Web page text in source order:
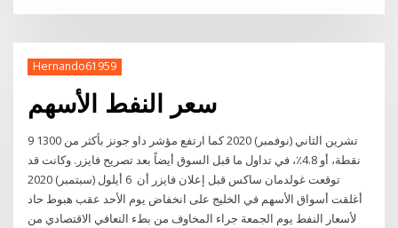
Hernando61959
سعر النفط الأسهم
9 تشرين الثاني (نوفمبر) 2020 كما ارتفع مؤشر داو جونز بأكثر من 1300
نقطة، أو 4.8٪، في تداول ما قبل السوق أيضاً بعد تصريح فايزر. وكانت قد
توقعت غولدمان ساكس قبل إعلان فايزر أن 6 أيلول (سبتمبر) 2020
أغلقت أسواق الأسهم في الخليج على انخفاض يوم الأحد عقب هبوط حاد
لأسعار النفط يوم الجمعة جراء المخاوف من بطء التعافي الاقتصادي من